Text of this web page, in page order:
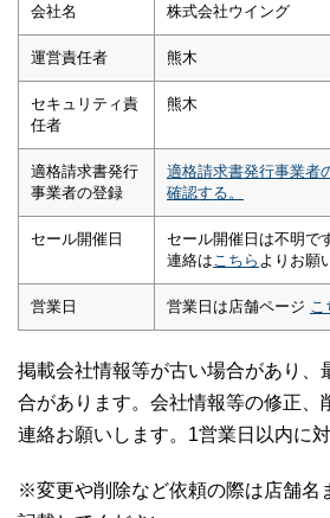
会社名 株式会社ウイング
運営責任者 熊木
セキュリティ責
任者
熊木
適格請求書発行
事業者の登録
適格請求書発行事業者
確認する。
セール開催日
セール開催日は不明
連絡は こちら よりお願
営業日 営業日は店舗ページ こ
掲載会社情報等が古い場合があり、
合があります。会社情報等の修正、
連絡お願いします。1営業日以内に
※変更や削除など依頼の際は店舗名